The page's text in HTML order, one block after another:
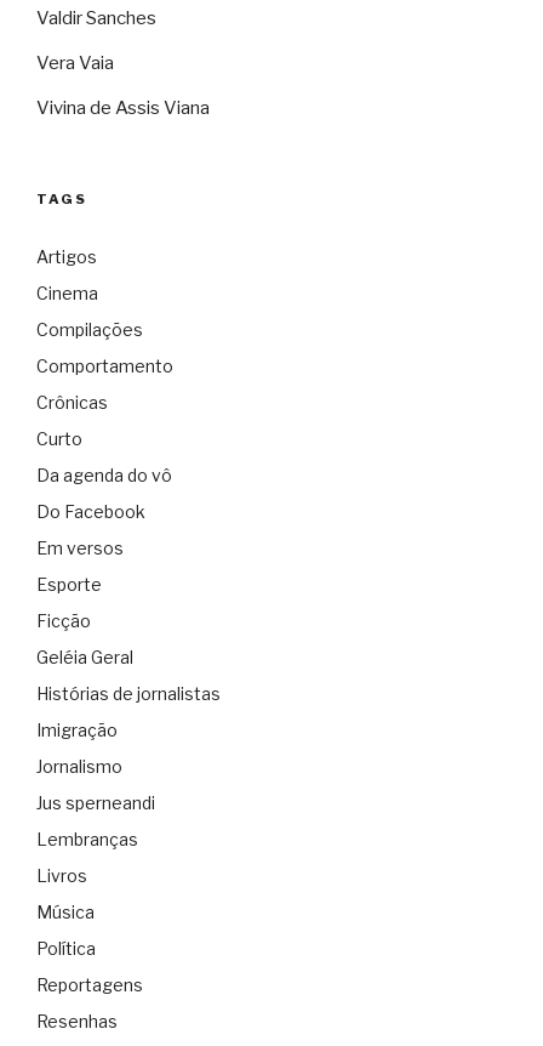
Valdir Sanches
Vera Vaia
Vivina de Assis Viana
TAGS
Artigos
Cinema
Compilações
Comportamento
Crônicas
Curto
Da agenda do vô
Do Facebook
Em versos
Esporte
Ficção
Geléia Geral
Histórias de jornalistas
Imigração
Jornalismo
Jus sperneandi
Lembranças
Livros
Música
Política
Reportagens
Resenhas